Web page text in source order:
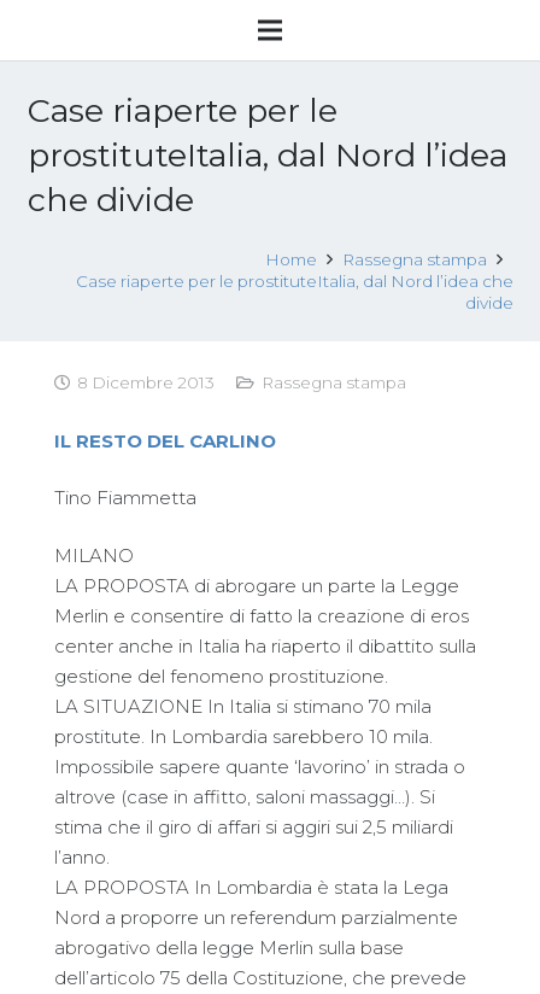
Case riaperte per le
prostituteItalia, dal Nord l’idea
che divide
Home
Rassegna stampa
Case riaperte per le prostituteItalia, dal Nord l’idea che
divide
8 Dicembre 2013 Rassegna stampa
IL RESTO DEL CARLINO
Tino Fiammetta
MILANO
LA PROPOSTA di abrogare un parte la Legge
Merlin e consentire di fatto la creazione di eros
center anche in Italia ha riaperto il dibattito sulla
gestione del fenomeno prostituzione.
LA SITUAZIONE In Italia si stimano 70 mila
prostitute. In Lombardia sarebbero 10 mila.
Impossibile sapere quante ‘lavorino’ in strada o
altrove (case in affitto, saloni massaggi…). Si
stima che il giro di affari si aggiri sui 2,5 miliardi
l’anno.
LA PROPOSTA In Lombardia è stata la Lega
Nord a proporre un referendum parzialmente
abrogativo della legge Merlin sulla base
dell’articolo 75 della Costituzione, che prevede